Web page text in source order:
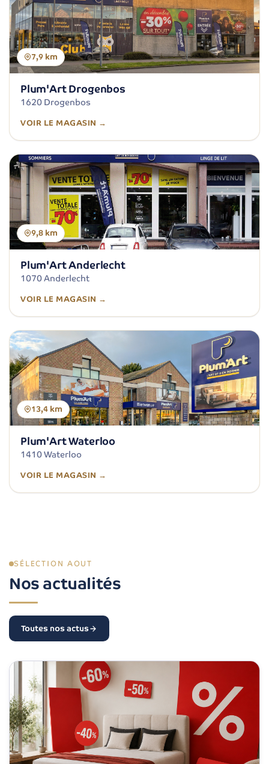
7,9 km
Plum'Art Drogenbos
1620 Drogenbos
VOIR LE MAGASIN →
9,8 km
Plum'Art Anderlecht
1070 Anderlecht
VOIR LE MAGASIN →
13,4 km
Plum'Art Waterloo
1410 Waterloo
VOIR LE MAGASIN →
SÉLECTION AOUT
Nos actualités
Toutes nos actus